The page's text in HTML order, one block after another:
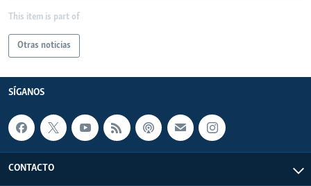
This item is part of
Otras noticias
SÍGANOS
CONTACTO